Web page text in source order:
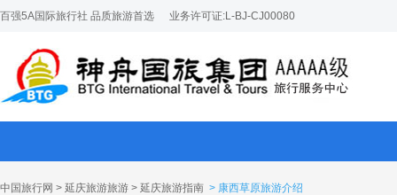
百强5A国际旅行社 品质旅游首选 业务许可证:L-BJ-CJ00080
中国旅行网 > 延庆旅游旅游 > 延庆旅游指南 > 康西草原旅游介绍